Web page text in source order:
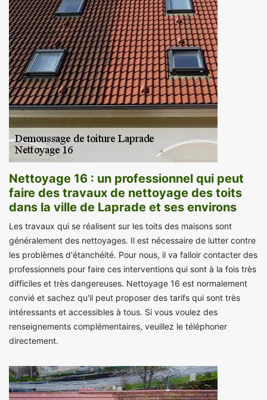
Nettoyage 16 : un professionnel qui peut
faire des travaux de nettoyage des toits
dans la ville de Laprade et ses environs
Les travaux qui se réalisent sur les toits des maisons sont
généralement des nettoyages. Il est nécessaire de lutter contre
les problèmes d'étanchéité. Pour nous, il va falloir contacter des
professionnels pour faire ces interventions qui sont à la fois très
difficiles et très dangereuses. Nettoyage 16 est normalement
convié et sachez qu'il peut proposer des tarifs qui sont très
intéressants et accessibles à tous. Si vous voulez des
renseignements complémentaires, veuillez le téléphoner
directement.